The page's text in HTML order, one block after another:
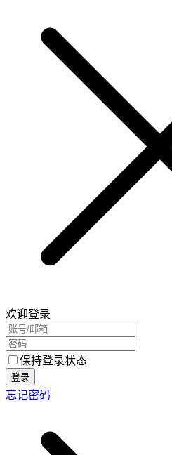
欢迎登录
保持登录状态
登录
忘记密码